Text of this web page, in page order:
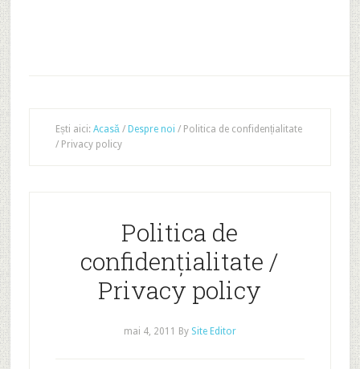
Ești aici: Acasă / Despre noi /Politica de confidențialitate
/ Privacy policy
Politica de
confidențialitate /
Privacy policy
mai 4, 2011 By Site Editor